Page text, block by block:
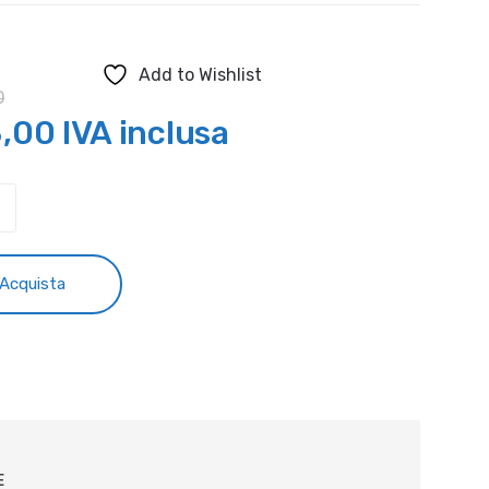
Add to Wishlist
Il
è:
IVA inclusa
Acquista